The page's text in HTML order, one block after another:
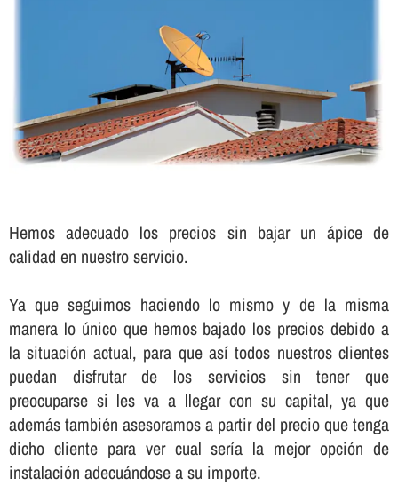
Hemos adecuado los precios sin bajar un ápice de
calidad en nuestro servicio.
Ya que seguimos haciendo lo mismo y de la misma
manera lo único que hemos bajado los precios debido a
la situación actual, para que así­ todos nuestros clientes
puedan disfrutar de los servicios sin tener que
preocuparse si les va a llegar con su capital, ya que
además también asesoramos a partir del precio que tenga
dicho cliente para ver cual serí­a la mejor opción de
instalación adecuándose a su importe.